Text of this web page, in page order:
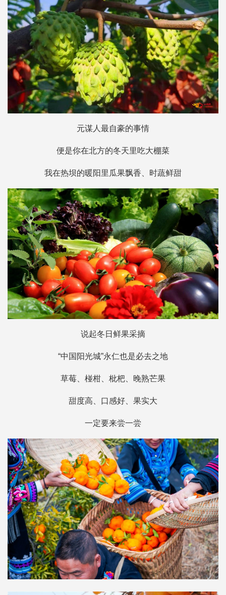
元谋人最自豪的事情
便是你在北方的冬天里吃大棚菜
我在热坝的暖阳里瓜果飘香、时蔬鲜甜
说起冬日鲜果采摘
“中国阳光城”永仁也是必去之地
草莓、椪柑、枇杷、晚熟芒果
甜度高、口感好、果实大
一定要来尝一尝